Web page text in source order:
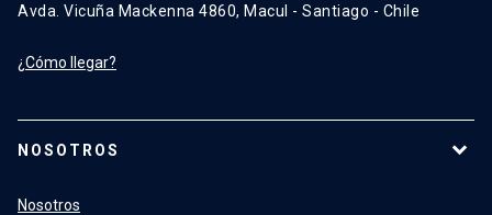
Avda. Vicuña Mackenna 4860, Macul - Santiago - Chile
¿Cómo llegar?
NOSOTROS
Nosotros